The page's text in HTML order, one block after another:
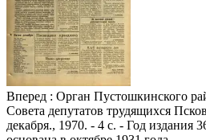
Вперед : Орган Пустошкинского
Совета депутатов трудящихся
декабря., 1970. - 4 с. - Год издания